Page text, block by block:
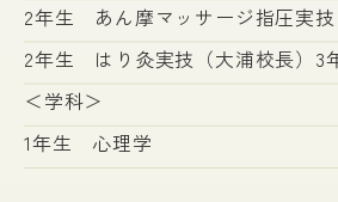
2年生 あん摩マッサージ指圧実技
2年生 はり灸実技（大浦校長）
＜学科＞
1年生 心理学